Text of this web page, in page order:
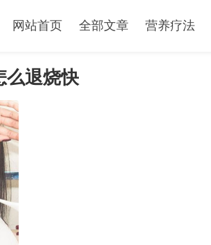
网站首页 全部文章 营养疗法
么退烧快